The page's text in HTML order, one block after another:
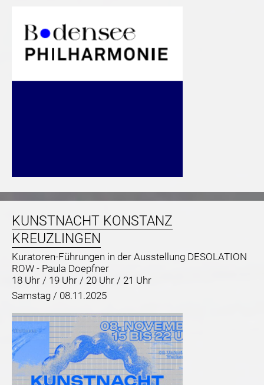
KUNSTNACHT KONSTANZ
KREUZLINGEN
Kuratoren-Führungen in der Ausstellung DESOLATION
ROW - Paula Doepfner
18 Uhr / 19 Uhr / 20 Uhr / 21 Uhr
Samstag / 08.11.2025